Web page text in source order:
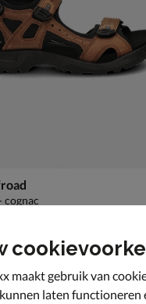
cognac
maakt gebruik van
laten functioneren